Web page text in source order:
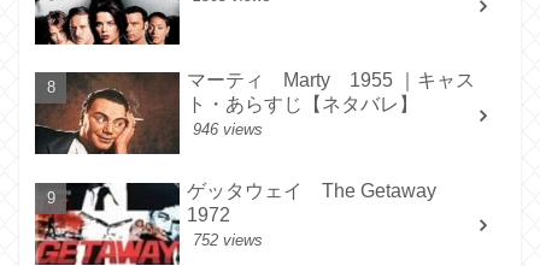
マーティ Marty 1955 ｜キャス
ト・あらすじ【ネタバレ】
946 views
ゲッタウェイ The Getaway
1972
752 views